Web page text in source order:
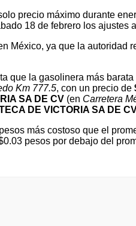
precio máximo durante
18 de febrero los ajustes
México, ya que la autoridad
que la gasolinera más
Km 777.5, con un precio de
SA DE CV (en Carretera
DE VICTORIA SA DE
más costoso que el
pesos por debajo del